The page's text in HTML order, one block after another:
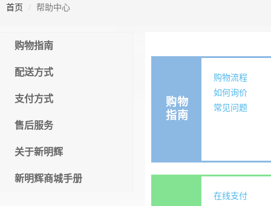
首页 帮助中心
购物指南
配送方式
支付方式
售后服务
关于新明辉
新明辉商城手册
购物
指南
购物流程
如何询价
常见问题
在线支付